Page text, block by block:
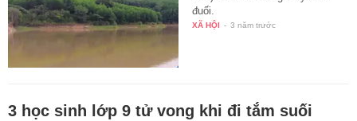
đuối.
XÃ HỘI - 3 năm trước
3 học sinh lớp 9 tử vong khi đi tắm suối